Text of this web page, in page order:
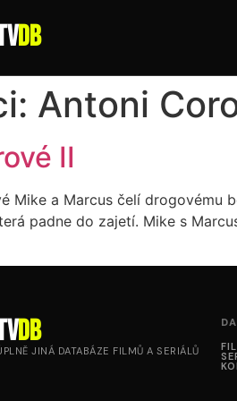
DB
Antoni
II
Mike a Marcus čelí drogovému
padne do zajetí. Mike s
DB
JINÁ DATABÁZE FILMŮ A SERIÁLŮ